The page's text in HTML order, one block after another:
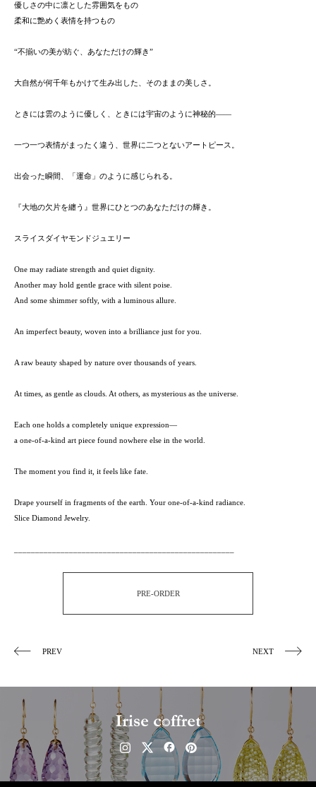
優しさの中に凛とした雰囲気をもの
柔和に艶めく表情を持つもの
“不揃いの美が紡ぐ、あなただけの輝き”
大自然が何千年もかけて生み出した、そのままの美しさ。
ときには雲のように優しく、ときには宇宙のように神秘的——
一つ一つ表情がまったく違う、世界に二つとないアートピース。
出会った瞬間、「運命」のように感じられる。
『大地の欠片を纏う』世界にひとつのあなただけの輝き。
スライスダイヤモンドジュエリー
One may radiate strength and quiet dignity.
Another may hold gentle grace with silent poise.
And some shimmer softly, with a luminous allure.
An imperfect beauty, woven into a brilliance just for you.
A raw beauty shaped by nature over thousands of years.
At times, as gentle as clouds. At others, as mysterious as the universe.
Each one holds a completely unique expression—
a one-of-a-kind art piece found nowhere else in the world.
The moment you find it, it feels like fate.
Drape yourself in fragments of the earth. Your one-of-a-kind radiance.
Slice Diamond Jewelry.
PRE-ORDER
PREV NEXT